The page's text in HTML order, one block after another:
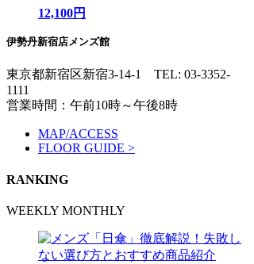
12,100円
伊勢丹新宿店メンズ館
東京都新宿区新宿3-14-1 TEL: 03-3352-
1111
営業時間：午前10時～午後8時
MAP/ACCESS
FLOOR GUIDE >
RANKING
WEEKLY MONTHLY